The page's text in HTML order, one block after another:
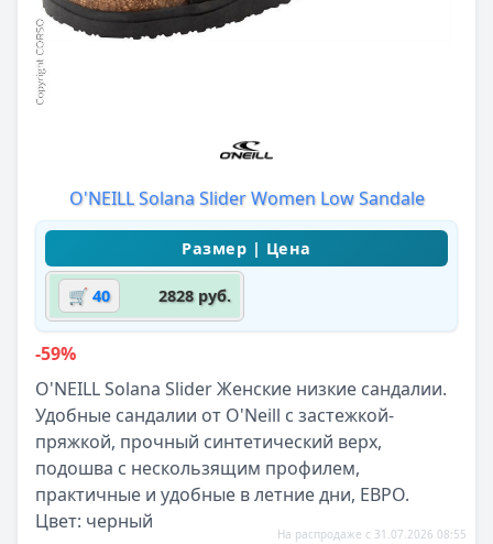
O'NEILL Solana Slider Women Low Sandale
🛒 40 2828 руб.
-59%
O'NEILL Solana Slider Женские низкие сандалии.
Удобные сандалии от O'Neill с застежкой-
пряжкой, прочный синтетический верх,
подошва с нескользящим профилем,
практичные и удобные в летние дни, ЕВРО.
Цвет: черный
На распродаже с 31.07.2026 08:55